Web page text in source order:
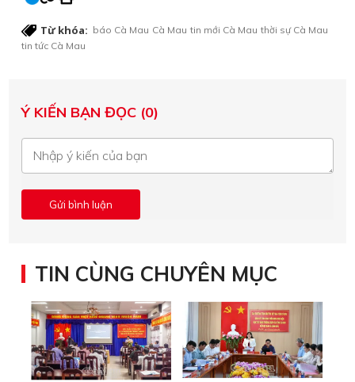
Từ khóa: báo Cà Mau Cà Mau tin mới Cà Mau thời sự Cà Mau
tin tức Cà Mau
Ý KIẾN BẠN ĐỌC (0)
TIN CÙNG CHUYÊN MỤC